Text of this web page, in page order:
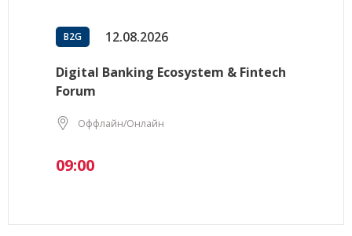
B2G 12.08.2026
Digital Banking Ecosystem & Fintech
Forum
Оффлайн/Онлайн
09:00